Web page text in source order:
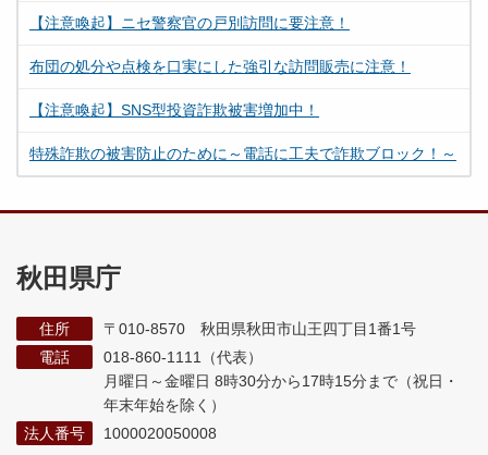
【注意喚起】ニセ警察官の戸別訪問に要注意！
布団の処分や点検を口実にした強引な訪問販売に注意！
【注意喚起】SNS型投資詐欺被害増加中！
特殊詐欺の被害防止のために～電話に工夫で詐欺ブロック！～
秋田県庁
住所
〒010-8570 秋田県秋田市山王四丁目1番1号
電話
018-860-1111（代表）
月曜日～金曜日 8時30分から17時15分まで （祝日・
年末年始を除く）
法人番号
1000020050008